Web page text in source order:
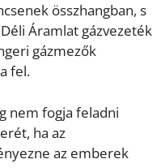
összhangban, s
Áramlat gázvezeték
gázmezők
fel.
nem fogja feladni
ha az
az emberek